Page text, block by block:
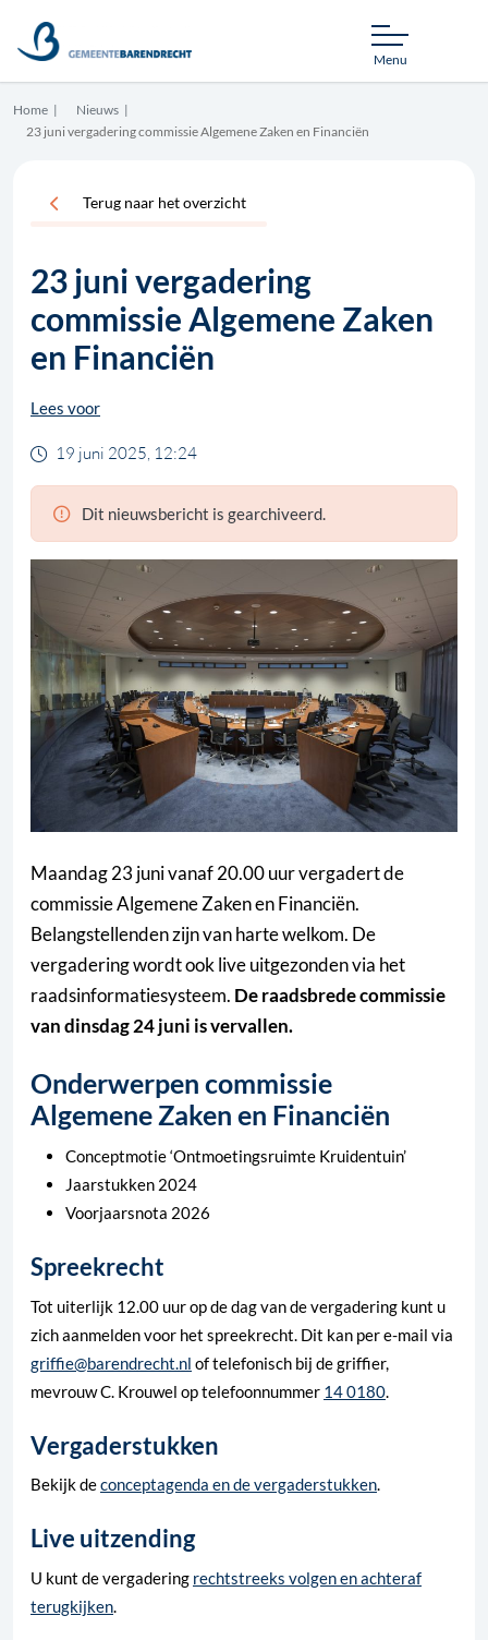
Menu
Home
Nieuws
23 juni vergadering commissie Algemene Zaken en Financiën
Terug naar het overzicht
23 juni vergadering
commissie Algemene Zaken
en Financiën
Lees voor
19 juni 2025, 12:24
Dit nieuwsbericht is gearchiveerd.
Maandag 23 juni vanaf 20.00 uur vergadert de
commissie Algemene Zaken en Financiën.
Belangstellenden zijn van harte welkom. De
vergadering wordt ook live uitgezonden via het
raadsinformatiesysteem. De raadsbrede commissie
van dinsdag 24 juni is vervallen.
Onderwerpen commissie
Algemene Zaken en Financiën
Conceptmotie ‘Ontmoetingsruimte Kruidentuin’
Jaarstukken 2024
Voorjaarsnota 2026
Spreekrecht
Tot uiterlijk 12.00 uur op de dag van de vergadering kunt u
zich aanmelden voor het spreekrecht. Dit kan per e-mail via
griffie@barendrecht.nl of telefonisch bij de griffier,
mevrouw C. Krouwel op telefoonnummer 14 0180
Vergaderstukken
Bekijk deconceptagenda en de vergaderstukken.
Live uitzending
U kunt de vergadering rechtstreeks volgen en achteraf
terugkijken.